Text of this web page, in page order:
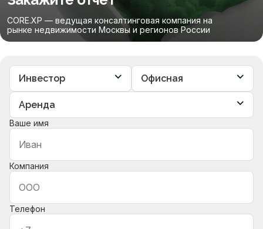
CORE.XP — ведущая консалтинговая компания на
рынке недвижимости Москвы и регионов России
Ваше имя
Компания
Телефон